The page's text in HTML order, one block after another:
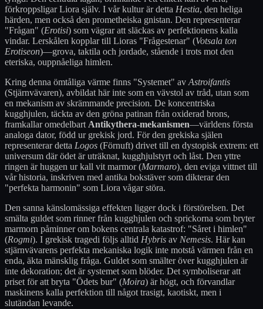
förkroppsligar Liora själv. I vår kultur är detta Hestia, den heliga
härden, men också den prometheiska gnistan. Den representerar
"Frågan" (Erotisi) som vägrar att släckas av perfektionens kalla
vindar. Lerskålen kopplar till Lioras "Frågestenar" (Votsala ton
Erotiseon)—grova, taktila och jordade, stående i trots mot den
eteriska, ouppnåeliga himlen.
Kring denna ömtåliga värme finns "Systemet" avAstroifantis
(Stjärnvävaren), avbildat här inte som en vävstol av tråd, utan som
en mekanism av skrämmande precision. De koncentriska
kugghjulen, täckta av den gröna patinan från oxiderad brons,
framkallar omedelbartAntikythera-mekanismen—världens första
analoga dator, född ur grekisk jord. För den grekiska själen
representerar detta Logos (Förnuft) drivet till en dystopisk extrem: ett
universum där ödet är uträknat, kugghjulstyrt och låst. Den yttre
ringen är huggen ur kall vit marmor (Marmaro), den eviga vittnet till
vår historia, inskriven med antika bokstäver som dikterar den
"perfekta harmonin" som Liora vågar störa.
Den sanna känslomässiga effekten ligger dock i förstörelsen. Det
smälta guldet som rinner från kugghjulen och sprickorna som bryter
marmorn påminner om bokens centrala katastrof: "Såret i himlen"
(Rogmi). I grekisk tragedi följs alltid Hybris av Nemesis. Här kan
stjärnvävarens perfekta mekaniska logik inte motstå värmen från en
enda, äkta mänsklig fråga. Guldet som smälter över kugghjulen är
inte dekoration; det är systemet som blöder. Det symboliserar att
priset för att bryta "Ödets bur" (Moira) är högt, och förvandlar
maskinens kalla perfektion till något trasigt, kaotiskt, men i
slutändan levande.